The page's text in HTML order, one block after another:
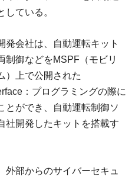
ている。
発会社は、自動運転キット
制御などをMSPF（モビリ
）上で公開された
：プログラミングの際に
とができ、自動運転制御ソ
社開発したキットを搭載す
外部からのサイバーセキュ